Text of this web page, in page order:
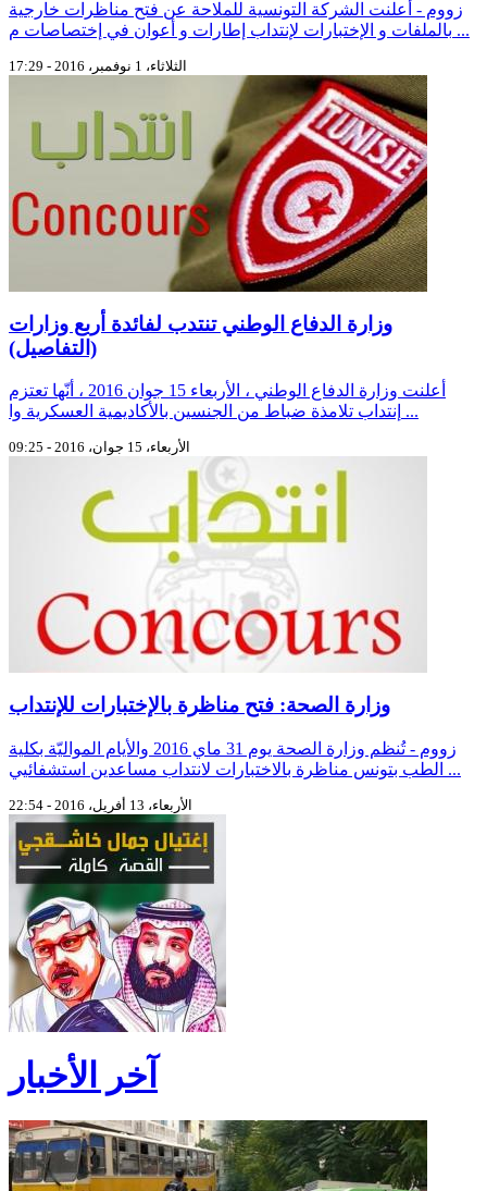
زووم - أعلنت الشركة التونسية للملاحة عن فتح مناظرات خارجية
بالملفات و الإختبارات لإنتداب إطارات و أعوان في إختصاصات م ...
الثلاثاء، 1 نوفمبر، 2016 - 17:29
وزارة الدفاع الوطني تنتدب لفائدة أربع وزارات
(التفاصيل)
أعلنت وزارة الدفاع الوطني ، الأربعاء 15 جوان 2016 ، أنّها تعتزم
إنتداب تلامذة ضباط من الجنسين بالأكاديمية العسكرية وا ...
الأربعاء، 15 جوان، 2016 - 09:25
وزارة الصحة: فتح مناظرة بالإختبارات للإنتداب
زووم - تُنظم وزارة الصحة يوم 31 ماي 2016 والأيام المواليّة بكلية
الطب بتونس مناظرة بالاختبارات لانتداب مساعدين استشفائيي ...
الأربعاء، 13 أفريل، 2016 - 22:54
آخر الأخبار